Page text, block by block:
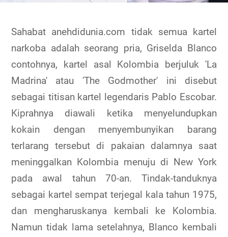
Sahabat anehdidunia.com tidak semua kartel
narkoba adalah seorang pria, Griselda Blanco
contohnya, kartel asal Kolombia berjuluk 'La
Madrina' atau 'The Godmother' ini disebut
sebagai titisan kartel legendaris Pablo Escobar.
Kiprahnya diawali ketika menyelundupkan
kokain dengan menyembunyikan barang
terlarang tersebut di pakaian dalamnya saat
meninggalkan Kolombia menuju di New York
pada awal tahun 70-an. Tindak-tanduknya
sebagai kartel sempat terjegal kala tahun 1975,
dan mengharuskanya kembali ke Kolombia.
Namun tidak lama setelahnya, Blanco kembali